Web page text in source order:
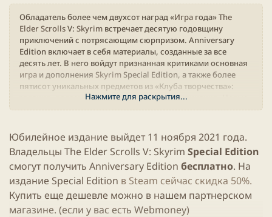
ь
Обладатель более чем двухсот наград «Игра года»The
Elder ScrollsV: Skyrim встречает десятую годовщину
приключений с потрясающим сюрпризом. Anniversary
Edition включает в себя материалы, созданные за все
десять лет. В него войдут признанная критиками основная
игра и дополнения Skyrim Special Edition, а также более
пятисот уникальных предметов из «Клуба творчества»:
задания, подземелья, боссы, оружие и заклинания. Новые
творения и модификации подарят игрокам много новых
Нажмите для раскрытия...
Юбилейное издание выйдет 11 ноября 2021 года.
Владельцы The Elder Scrolls V: Skyrim Special Edition
смогут получить Anniversary Edition бесплатно. На
издание Special Edition в Steam сейчас скидка 50%.
Купить еще дешевле можно в нашем партнерском
магазине. (если у вас есть Webmoney)